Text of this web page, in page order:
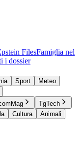
FilesFamiglia nel
i dossier
Sport
Meteo
TgTech
Cultura
Animali